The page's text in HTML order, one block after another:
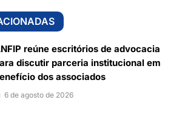
reúne escritórios de advocacia
discutir parceria institucional em
dos associados
6 de agosto de 2026